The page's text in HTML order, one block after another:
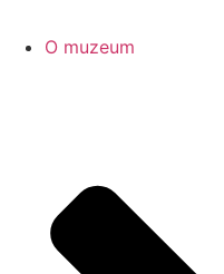
O muzeum